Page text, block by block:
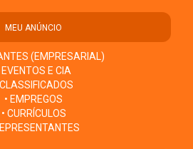
MEU ANÚNCIO
(EMPRESARIAL)
EVENTOS E CIA
• EMPREGOS
• CURRÍCULOS